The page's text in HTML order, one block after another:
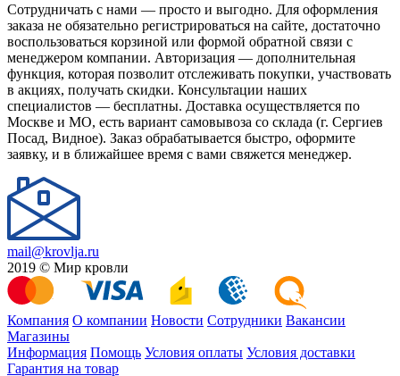
Сотрудничать с нами — просто и выгодно. Для оформления
заказа не обязательно регистрироваться на сайте, достаточно
воспользоваться корзиной или формой обратной связи с
менеджером компании. Авторизация — дополнительная
функция, которая позволит отслеживать покупки, участвовать
в акциях, получать скидки. Консультации наших
специалистов — бесплатны. Доставка осуществляется по
Москве и МО, есть вариант самовывоза со склада (г. Сергиев
Посад, Видное). Заказ обрабатывается быстро, оформите
заявку, и в ближайшее время с вами свяжется менеджер.
mail@krovlja.ru
2019 © Мир кровли
Компания О компании Новости Сотрудники Вакансии
Магазины
Информация Помощь Условия оплаты Условия доставки
Гарантия на товар